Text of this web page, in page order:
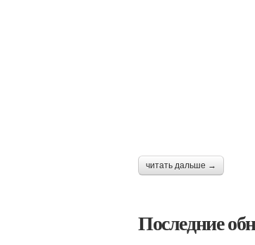
читать дальше →
Последние